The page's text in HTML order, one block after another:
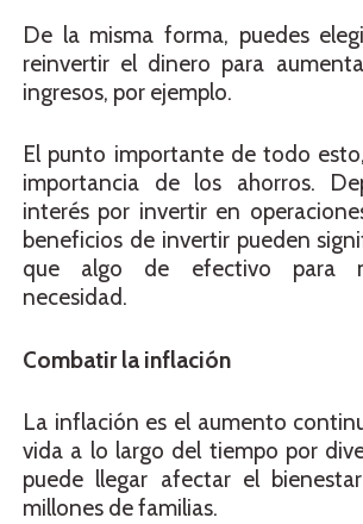
De la misma forma, puedes
reinvertir el dinero para
ingresos, por ejemplo.
El punto importante de todo
importancia de los ahorros.
interés por invertir en
beneficios de invertir pueden
que algo de efectivo para
necesidad.
Combatir la inflación
La inflación es el aumento
vida a lo largo del tiempo por
puede llegar afectar el
millones de familias.